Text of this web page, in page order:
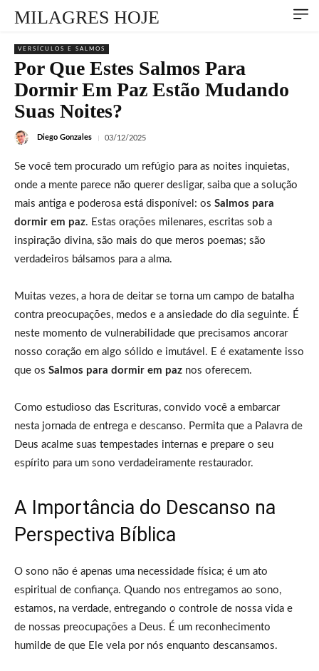
MILAGRES HOJE
VERSÍCULOS E SALMOS
Por Que Estes Salmos Para
Dormir Em Paz Estão Mudando
Suas Noites?
Diego Gonzales 03/12/2025
Se você tem procurado um refúgio para as noites inquietas,
onde a mente parece não querer desligar, saiba que a solução
mais antiga e poderosa está disponível: os Salmos para
dormir em paz. Estas orações milenares, escritas sob a
inspiração divina, são mais do que meros poemas; são
verdadeiros bálsamos para a alma.
Muitas vezes, a hora de deitar se torna um campo de batalha
contra preocupações, medos e a ansiedade do dia seguinte. É
neste momento de vulnerabilidade que precisamos ancorar
nosso coração em algo sólido e imutável. E é exatamente isso
que os Salmos para dormir em paz nos oferecem.
Como estudioso das Escrituras, convido você a embarcar
nesta jornada de entrega e descanso. Permita que a Palavra de
Deus acalme suas tempestades internas e prepare o seu
espírito para um sono verdadeiramente restaurador.
A Importância do Descanso na
Perspectiva Bíblica
O sono não é apenas uma necessidade física; é um ato
espiritual de confiança. Quando nos entregamos ao sono,
estamos, na verdade, entregando o controle de nossa vida e
de nossas preocupações a Deus. É um reconhecimento
humilde de que Ele vela por nós enquanto descansamos.